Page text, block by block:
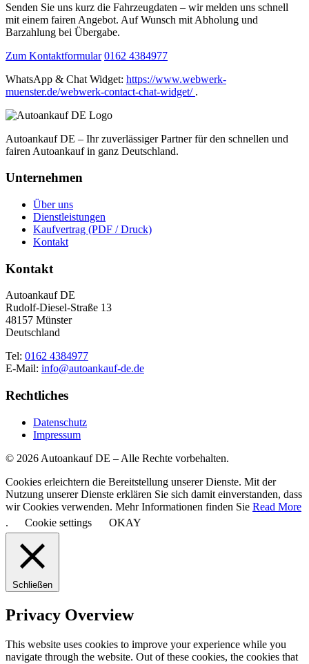
Senden Sie uns kurz die Fahrzeugdaten – wir melden uns schnell
mit einem fairen Angebot. Auf Wunsch mit Abholung und
Barzahlung bei Übergabe.
Zum Kontaktformular 0162 4384977
WhatsApp & Chat Widget: https://www.webwerk-
muenster.de/webwerk-contact-chat-widget/ .
Autoankauf DE – Ihr zuverlässiger Partner für den schnellen und
fairen Autoankauf in ganz Deutschland.
Unternehmen
Über uns
Dienstleistungen
Kaufvertrag (PDF / Druck)
Kontakt
Kontakt
Autoankauf DE
Rudolf-Diesel-Straße 13
48157 Münster
Deutschland
Tel: 0162 4384977
E-Mail: info@autoankauf-de.de
Rechtliches
Datenschutz
Impressum
© 2026 Autoankauf DE – Alle Rechte vorbehalten.
Cookies erleichtern die Bereitstellung unserer Dienste. Mit der
Nutzung unserer Dienste erklären Sie sich damit einverstanden, dass
wir Cookies verwenden. Mehr Informationen finden Sie Read More
.
Cookie settings OKAY
Schließen
Privacy Overview
This website uses cookies to improve your experience while you
navigate through the website. Out of these cookies, the cookies that